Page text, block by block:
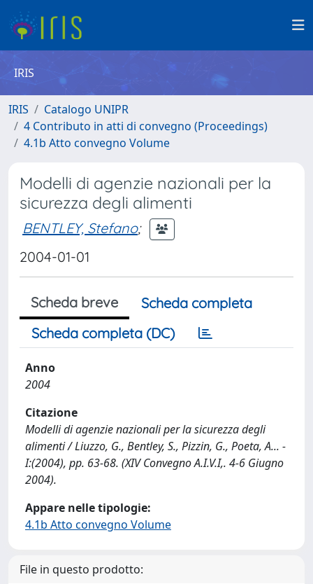
IRIS
IRIS
Catalogo UNIPR
4 Contributo in atti di convegno (Proceedings)
4.1b Atto convegno Volume
Modelli di agenzie nazionali per la
sicurezza degli alimenti
BENTLEY, Stefano;
2004-01-01
Scheda breve
Scheda completa
Scheda completa (DC)
Anno
2004
Citazione
Modelli di agenzie nazionali per la sicurezza degli
alimenti / Liuzzo, G., Bentley, S., Pizzin, G., Poeta, A... -
I:(2004), pp. 63-68. (XIV Convegno A.I.V.I,. 4-6 Giugno
2004).
Appare nelle tipologie:
4.1b Atto convegno Volume
File in questo prodotto: